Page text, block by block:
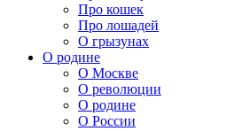
Про кошек
Про лошадей
О грызунах
О родине
О Москве
О революции
О родине
О России